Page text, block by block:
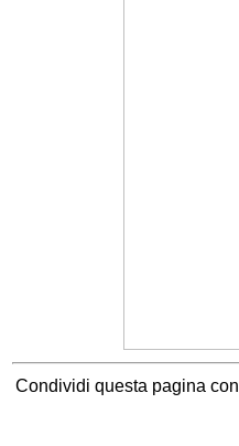
Condividi questa pagina con